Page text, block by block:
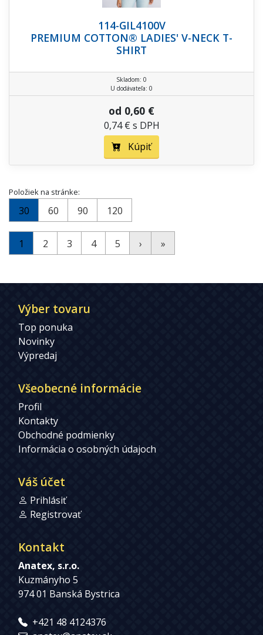
114-GIL4100V
PREMIUM COTTON® LADIES' V-NECK T-
SHIRT
Skladom: 0
U dodávateľa: 0
od 0,60 €
0,74 € s DPH
Kúpiť
Položiek na stránke:
30 60 90 120
1 2 3 4 5 › »
Výber tovaru
Top ponuka
Novinky
Výpredaj
Všeobecné informácie
Profil
Kontakty
Obchodné podmienky
Informácia o osobných údajoch
Váš účet
Prihlásiť
Registrovať
Kontakt
Anatex, s.r.o.
Kuzmányho 5
974 01 Banská Bystrica
+421 48 4124376